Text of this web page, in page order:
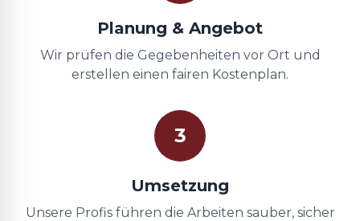
Planung & Angebot
Wir prüfen die Gegebenheiten vor Ort und
erstellen einen fairen Kostenplan.
3
Umsetzung
Unsere Profis führen die Arbeiten sauber, sicher